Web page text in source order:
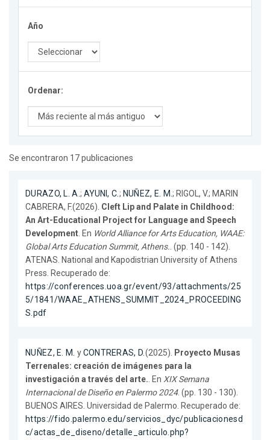
Año
Ordenar:
Se encontraron 17 publicaciones
DURAZO, L. A.; AYUNI, C.; NUÑEZ, E. M.; RIGOL, V.; MARIN
CABRERA, F.(2026). Cleft Lip and Palate in Childhood:
An Art-Educational Project for Language and Speech
Development. En World Alliance for Arts Education, WAAE:
Global Arts Education Summit, Athens.. (pp. 140 - 142).
ATENAS. National and Kapodistrian University of Athens
Press. Recuperado de:
https://conferences.uoa.gr/event/93/attachments/25
5/1841/WAAE_ATHENS_SUMMIT_2024_PROCEEDING
S.pdf
NUÑEZ, E. M. yCONTRERAS, D.(2025). Proyecto Musas
Terrenales: creación de imágenes para la
investigación a través del arte.. En XIX Semana
Internacional de Diseño en Palermo 2024. (pp. 130 - 130).
BUENOS AIRES. Universidad de Palermo. Recuperado de:
https://fido.palermo.edu/servicios_dyc/publicacionesd
c/actas_de_diseno/detalle_articulo.php?